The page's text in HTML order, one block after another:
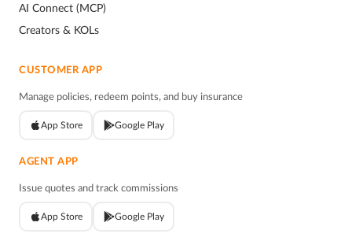
AI Connect (MCP)
Creators & KOLs
CUSTOMER APP
Manage policies, redeem points, and buy insurance
App Store Google Play
AGENT APP
Issue quotes and track commissions
App Store Google Play